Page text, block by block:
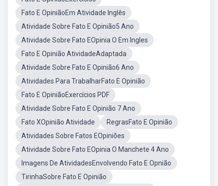
Fato E OpiniãoEm Atividade Inglês
Atividade Sobre Fato E Opinião5 Ano
Atividade Sobre Fato EOpinia O Em Ingles
Fato E Opinião AtividadeAdaptada
Atividade Sobre Fato E Opinião6 Ano
Atividades Para TrabalharFato E Opinião
Fato E OpiniãoExercícios PDF
Atividade Sobre Fato E Opinião 7 Ano
Fato XOpinião Atividade
RegrasFato E Opinião
Atividades Sobre Fatos EOpiniões
Atividade Sobre Fato EOpinia O Manchete 4 Ano
Imagens De AtividadesEnvolvendo Fato E Opnião
TirinhaSobre Fato E Opinião